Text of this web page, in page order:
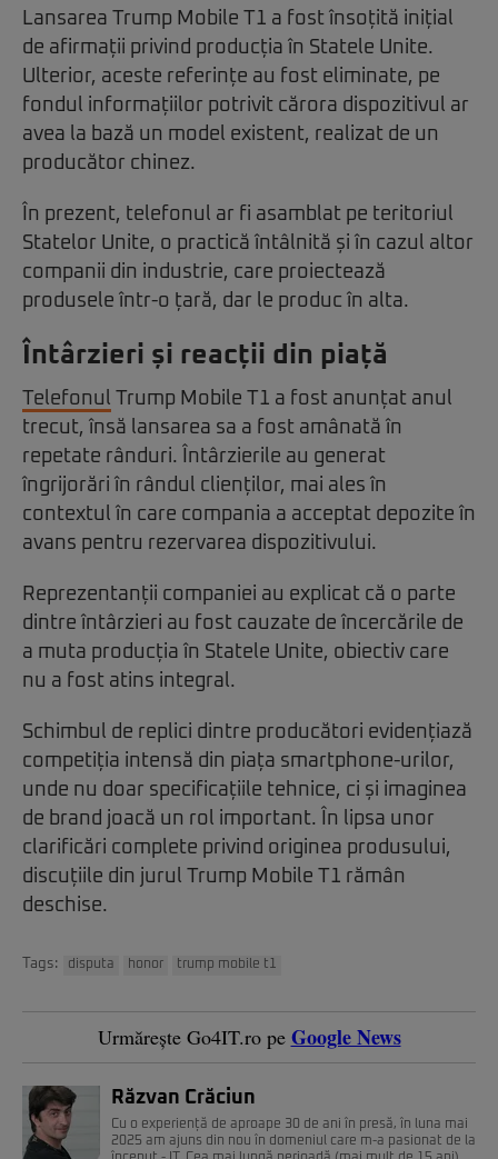
Lansarea Trump Mobile T1 a fost însoțită inițial
de afirmații privind producția în Statele Unite.
Ulterior, aceste referințe au fost eliminate, pe
fondul informațiilor potrivit cărora dispozitivul ar
avea la bază un model existent, realizat de un
producător chinez.
În prezent, telefonul ar fi asamblat pe teritoriul
Statelor Unite, o practică întâlnită și în cazul altor
companii din industrie, care proiectează
produsele într-o țară, dar le produc în alta.
Întârzieri și reacții din piață
Telefonul Trump Mobile T1 a fost anunțat anul
trecut, însă lansarea sa a fost amânată în
repetate rânduri. Întârzierile au generat
îngrijorări în rândul clienților, mai ales în
contextul în care compania a acceptat depozite în
avans pentru rezervarea dispozitivului.
Reprezentanții companiei au explicat că o parte
dintre întârzieri au fost cauzate de încercările de
a muta producția în Statele Unite, obiectiv care
nu a fost atins integral.
Schimbul de replici dintre producători evidențiază
competiția intensă din piața smartphone-urilor,
unde nu doar specificațiile tehnice, ci și imaginea
de brand joacă un rol important. În lipsa unor
clarificări complete privind originea produsului,
discuțiile din jurul Trump Mobile T1 rămân
deschise.
Tags: disputa honor trump mobile t1
Urmărește Go4IT.ro pe Google News
Răzvan Crăciun
Cu o experiență de aproape 30 de ani în presă, în luna mai
2025 am ajuns din nou în domeniul care m-a pasionat de la